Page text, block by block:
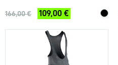
166,00 € 109,00 €